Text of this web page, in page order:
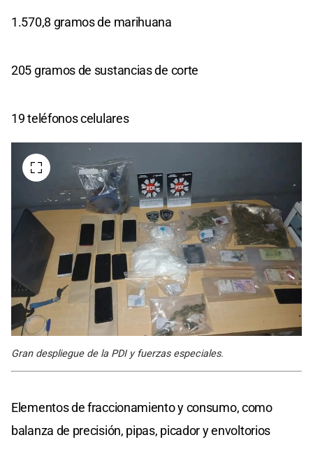
1.570,8 gramos de marihuana
205 gramos de sustancias de corte
19 teléfonos celulares
Gran despliegue de la PDI y fuerzas especiales.
Elementos de fraccionamiento y consumo, como
balanza de precisión, pipas, picador y envoltorios